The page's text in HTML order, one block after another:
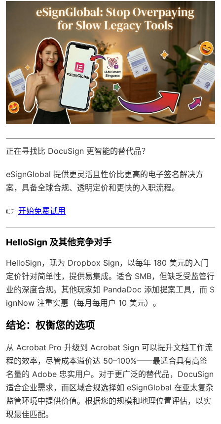
正在寻找比 DocuSign 更智能的替代品？
eSignGlobal 提供更灵活且性价比更高的电子签名解决方
案，具备全球合规、透明定价和更快的入职流程。
👉 开始免费试用
HelloSign 及其他竞争对手
HelloSign，现为 Dropbox Sign，以每年 180 美元的入门
定价针对简单性，提供易集成。适合 SMB，但缺乏受监管行
业的深度合规。其他玩家如 PandaDoc 添加提案工具，而 S
ignNow 注重实惠（每月每用户 10 美元）。
结论：权衡您的选项
从 Acrobat Pro 升级到 Acrobat Sign 可以提升文档工作流
程的效率，尽管成本溢价达 50–100%——最适合具有高签
名量的 Adobe 忠实用户。对于更广泛的替代品，DocuSign
适合企业需求，而区域合规选择如 eSignGlobal 在亚太复杂
监管环境中提供价值。根据您的规模和地理位置评估，以实
现最佳匹配。